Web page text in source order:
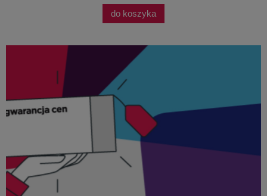
do koszyka